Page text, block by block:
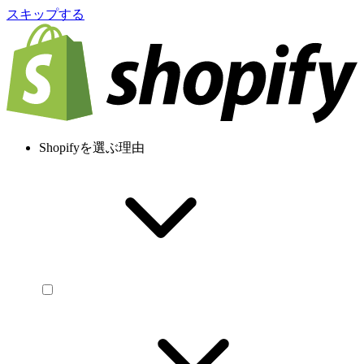
スキップする
Shopifyを選ぶ理由